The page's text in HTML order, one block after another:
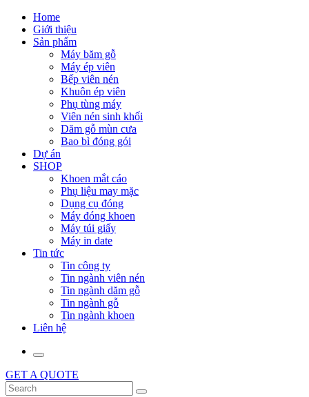
Home
Giới thiệu
Sản phẩm
Máy băm gỗ
Máy ép viên
Bếp viên nén
Khuôn ép viên
Phụ tùng máy
Viên nén sinh khối
Dăm gỗ mùn cưa
Bao bì đóng gói
Dự án
SHOP
Khoen mắt cáo
Phụ liệu may mặc
Dụng cụ đóng
Máy đóng khoen
Máy túi giấy
Máy in date
Tin tức
Tin công ty
Tin ngành viên nén
Tin ngành dăm gỗ
Tin ngành gỗ
Tin ngành khoen
Liên hệ
GET A QUOTE